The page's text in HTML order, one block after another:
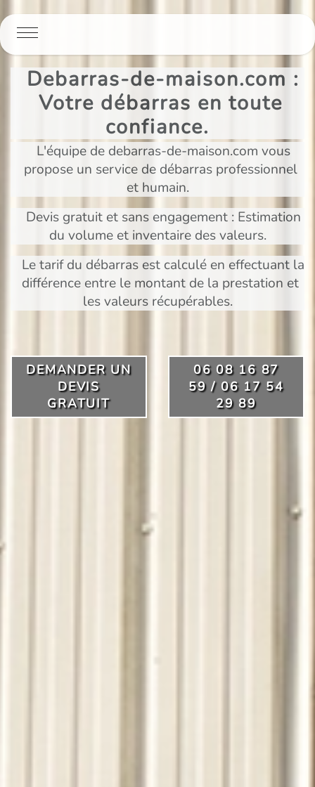
Debarras-de-maison.com :
Votre débarras en toute
confiance.
L'équipe de debarras-de-maison.com vous
propose un service de débarras professionnel
et humain.
Devis gratuit et sans engagement : Estimation
du volume et inventaire des valeurs.
Le tarif du débarras est calculé en effectuant la
différence entre le montant de la prestation et
les valeurs récupérables.
DEMANDER UN
DEVIS
GRATUIT
06 08 16 87
59 / 06 17 54
29 89